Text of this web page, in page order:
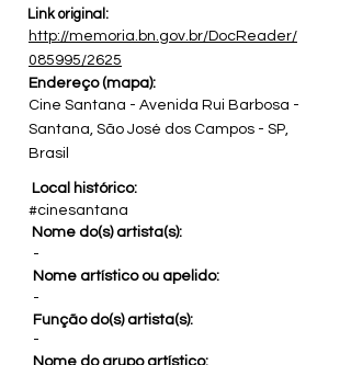
Link original:
http://memoria.bn.gov.br/DocReader/
085995/2625
Endereço (mapa):
Cine Santana - Avenida Rui Barbosa -
Santana, São José dos Campos - SP,
Brasil
Local histórico:
#cinesantana
Nome do(s) artista(s):
-
Nome artístico ou apelido:
-
Função do(s) artista(s):
-
Nome do grupo artístico: